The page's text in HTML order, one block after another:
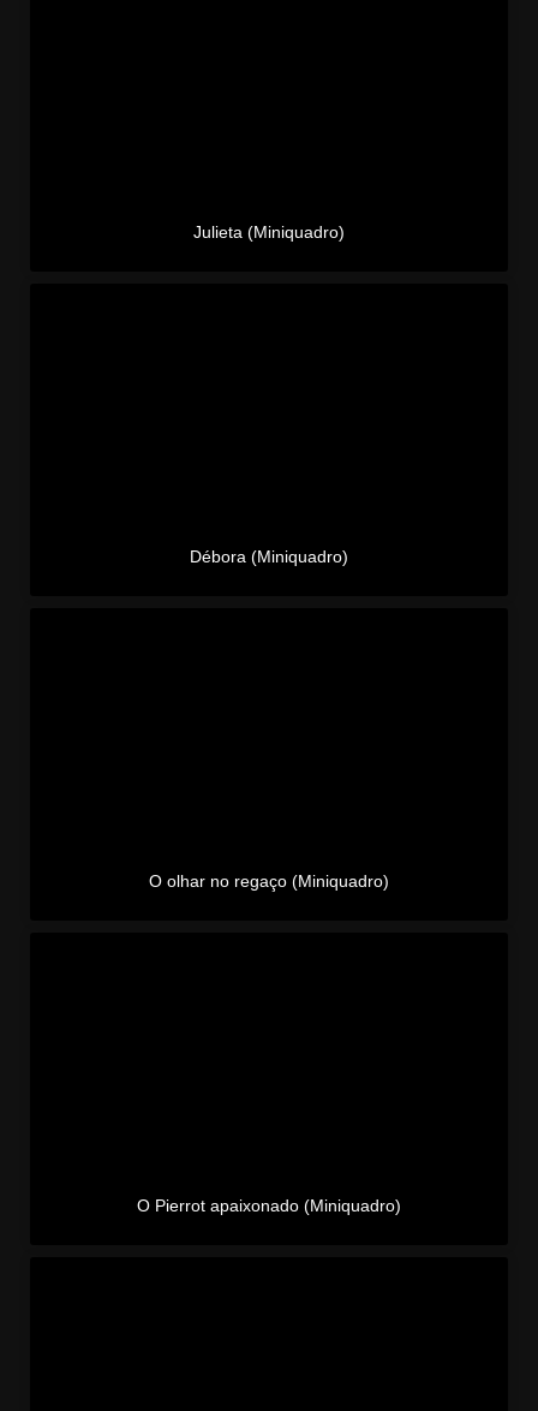
Julieta (Miniquadro)
Débora (Miniquadro)
O olhar no regaço (Miniquadro)
O Pierrot apaixonado (Miniquadro)